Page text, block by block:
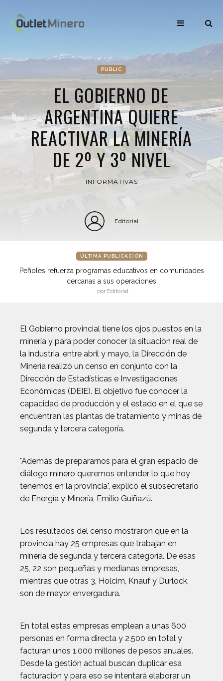
PUBLIC
EL GOBIERNO DE
ARGENTINA QUIERE
REACTIVAR LA MINERÍA
DE 2º Y 3º NIVEL
INFORMATIVAS
Editorial
ÚLTIMA PUBLICACIÓN
Peñoles refuerza programas educativos en comunidades
cercanas a sus operaciones
por Editorial
El Gobierno provincial tiene los ojos puestos en la
minería y para poder conocer la situación real de
la industria, entre abril y mayo, la Dirección de
Minería realizó un censo en conjunto con la
Dirección de Estadísticas e Investigaciones
Económicas (DEIE). El objetivo fue conocer la
capacidad de producción y el estado en el que se
encuentran las plantas de tratamiento y minas de
segunda y tercera categoría.
"Además de prepararnos para el gran espacio de
diálogo minero queremos entender lo que hoy
tenemos en la provincia", explicó el subsecretario
de Energía y Minería, Emilio Guiñazú.
Los resultados del censo mostraron que en la
provincia hay 25 empresas que trabajan en
minería de segunda y tercera categoría. De esas
25, 22 son pequeñas y medianas empresas,
mientras que otras 3, Holcim, Knauf y Durlock,
son de mayor envergadura.
En total estas empresas emplean a unas 600
personas en forma directa y 2.500 en total y
facturan unos 1.000 millones de pesos anuales.
Desde la gestión actual buscan duplicar esa
facturación y para eso se intentará elaborar un